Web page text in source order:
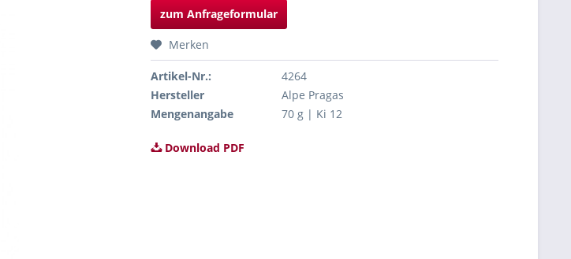
zum Anfrageformular
Merken
Artikel-Nr.:
4264
Hersteller
Alpe Pragas
Mengenangabe
70 g | Ki 12
Download PDF